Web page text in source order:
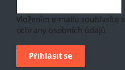
Vložením e-mailu souhlasíte s
ochrany osobních údajů
Přihlásit se